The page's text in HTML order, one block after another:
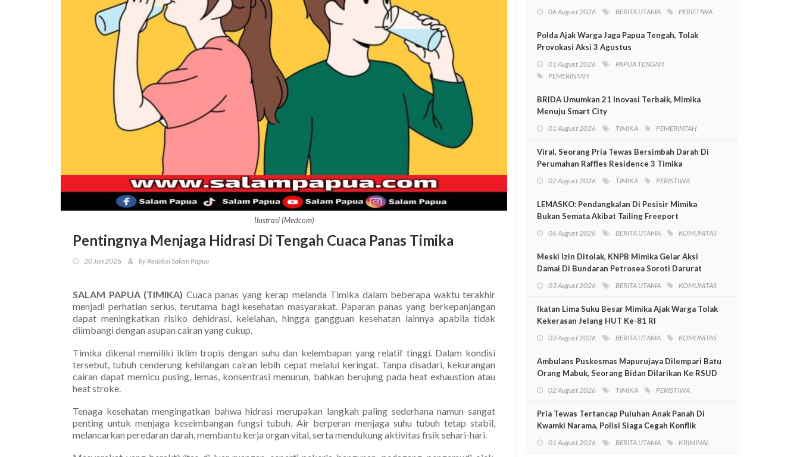
Ilustrasi (Medcom)
Pentingnya Menjaga Hidrasi Di Tengah Cuaca Panas Timika
20 Jan 2026 by Redaksi Salam Papua
SALAM PAPUA (TIMIKA) Cuaca panas yang kerap melanda Timika dalam beberapa waktu terakhir
menjadi perhatian serius, terutama bagi kesehatan masyarakat. Paparan panas yang berkepanjangan
dapat meningkatkan risiko dehidrasi, kelelahan, hingga gangguan kesehatan lainnya apabila tidak
diimbangi dengan asupan cairan yang cukup.
Timika dikenal memiliki iklim tropis dengan suhu dan kelembapan yang relatif tinggi. Dalam kondisi
tersebut, tubuh cenderung kehilangan cairan lebih cepat melalui keringat. Tanpa disadari, kekurangan
cairan dapat memicu pusing, lemas, konsentrasi menurun, bahkan berujung pada heat exhaustion atau
heat stroke.
Tenaga kesehatan mengingatkan bahwa hidrasi merupakan langkah paling sederhana namun sangat
penting untuk menjaga keseimbangan fungsi tubuh. Air berperan menjaga suhu tubuh tetap stabil,
melancarkan peredaran darah, membantu kerja organ vital, serta mendukung aktivitas fisik sehari-hari.
06 August 2026 BERITA UTAMA PERISTIWA
Polda Ajak Warga Jaga Papua Tengah, Tolak
Provokasi Aksi 3 Agustus
01 August 2026
PAPUA TENGAH
PEMERINTAH
BRIDA Umumkan 21 Inovasi Terbaik, Mimika
Menuju Smart City
01 August 2026 TIMIKA PEMERINTAH
Viral, Seorang Pria Tewas Bersimbah Darah Di
Perumahan Raffles Residence 3 Timika
02 August 2026 TIMIKA PERISTIWA
LEMASKO: Pendangkalan Di Pesisir Mimika
Bukan Semata Akibat Tailing Freeport
06 August 2026 BERITA UTAMA KOMUNITAS
Meski Izin Ditolak, KNPB Mimika Gelar Aksi
Damai Di Bundaran Petrosea Soroti Darurat
03 August 2026 BERITA UTAMA KOMUNITAS
Ikatan Lima Suku Besar Mimika Ajak Warga Tolak
Kekerasan Jelang HUT Ke-81 RI
03 August 2026 BERITA UTAMA KOMUNITAS
Ambulans Puskesmas Mapurujaya Dilempari Batu
Orang Mabuk, Seorang Bidan Dilarikan Ke RSUD
02 August 2026 TIMIKA PERISTIWA
Pria Tewas Tertancap Puluhan Anak Panah Di
Kwamki Narama, Polisi Siaga Cegah Konflik
01 August 2026 BERITA UTAMA KRIMINAL